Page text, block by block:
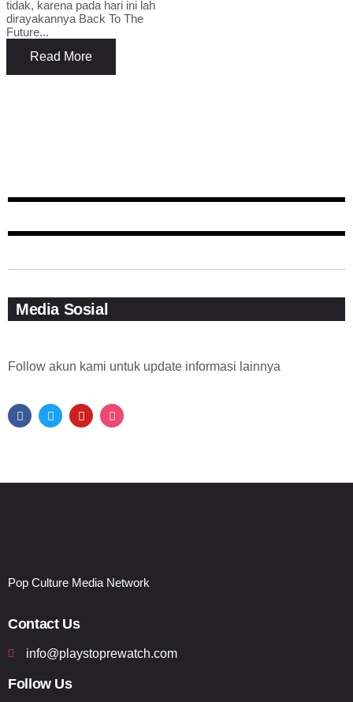
tidak, karena pada hari ini lah
dirayakannya Back To The
Future...
Read More
Media Sosial
Follow akun kami untuk update informasi lainnya
Pop Culture Media Network
Contact Us
info@playstoprewatch.com
Follow Us